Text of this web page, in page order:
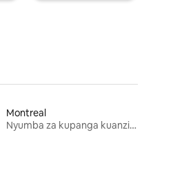
Montreal
Nyumba za kupanga kuanzia mwezi mmoja